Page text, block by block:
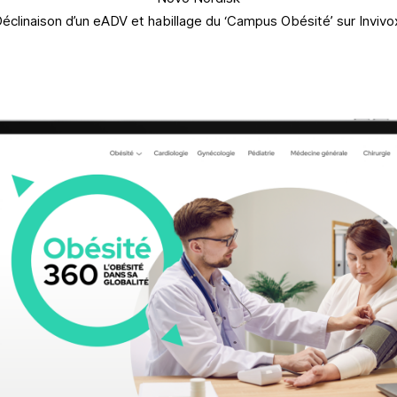
d’un eADV et habillage du ‘Campus Obésité’ sur